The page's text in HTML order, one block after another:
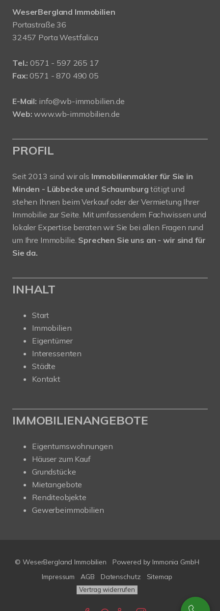
WeserBergland Immobilien
Portastraße 36
32457 Porta Westfalica
Tel.: 0571 - 597 265 17
Fax: 0571 - 870 490 05
E-Mail: info@wb-immobilien.de
Web: www.wb-immobilien.de
PROFIL
Seit 2013 sind wir als Immobilienmakler für Sie in
Minden - Lübbecke und Schaumburgtätigt und
stehen Ihnen beim Verkauf oder der Vermietung Ihrer
Immobilie zur Seite. Mit umfassendem Fachwissen und
lokaler Expertise beraten wir Sie bei allen Fragen rund
um Ihre Immobilie. Sprechen Sie uns an - wir sind für
Sie da.
INHALT
Start
Immobilien
Eigentümer
Interessenten
Städte
Kontakt
IMMOBILIENANGEBOTE
Eigentumswohnungen
Häuser zum Kauf
Grundstücke
Mietangebote
Renditeobjekte
Gewerbeimmobilien
© WeserBergland Immobilien Powered by Immonia GmbH
Impressum
AGB Datenschutz Sitemap
Vertrag widerrufen